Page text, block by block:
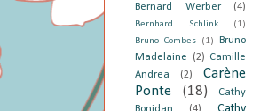
Bernard Werber
(4)
Bernhard Schlink
(1)
Bruno Combes
(1)
Bruno
Madelaine
(2) Camille
Andrea
(2)
Carène
Ponte
(18)
Cathy
Bonidan
(4)